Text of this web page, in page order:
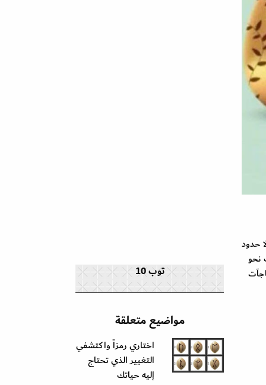
حدود
نحو
توب 10
مواضيع متعلقة
اختاري رمزاً واكتشفي
التغيير الذي تحتاج
إليه حياتك